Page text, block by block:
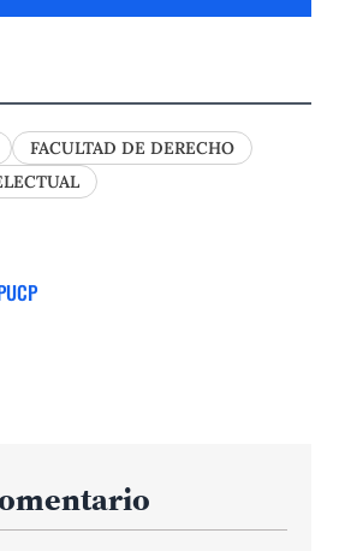
FACULTAD DE DERECHO